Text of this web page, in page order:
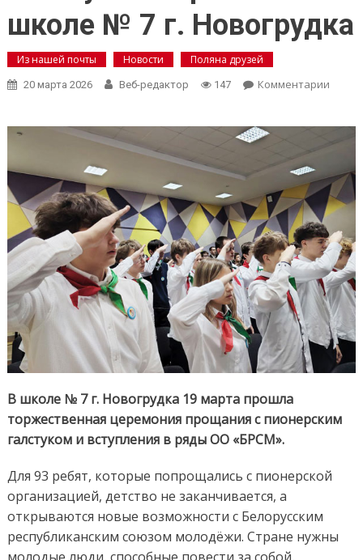
школе № 7 г. Новогрудка
Из нашей почты Новости Поляна друзей
20 марта 2026 Веб-редактор 147 Комментарииon
в
школе
№
7
г.
В школе № 7 г. Новогрудка 19 марта прошла
торжественная церемония прощания с пионерским
галстуком и вступления в ряды ОО «БРСМ».
Для 93 ребят, которые попрощались с пионерской
организацией, детство не заканчивается, а
открываются новые возможности с Белорусским
республиканским союзом молодёжи. Стране нужны